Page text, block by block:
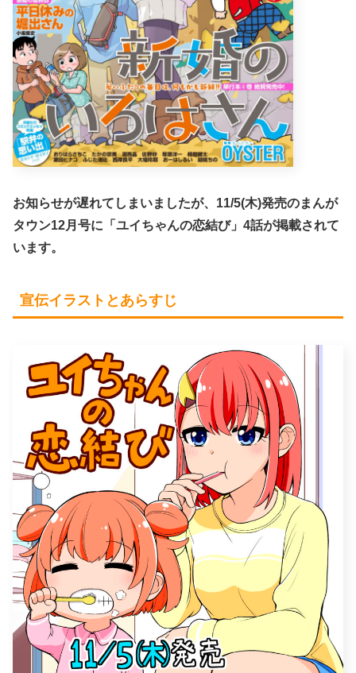
お知らせが遅れてしまいましたが、11/5(木)発売のまんが
タウン12月号に「ユイちゃんの恋結び」4話が掲載されて
います。
宣伝イラストとあらすじ